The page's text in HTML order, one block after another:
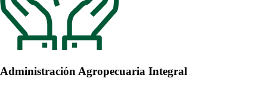
Administración Agropecuaria Integral